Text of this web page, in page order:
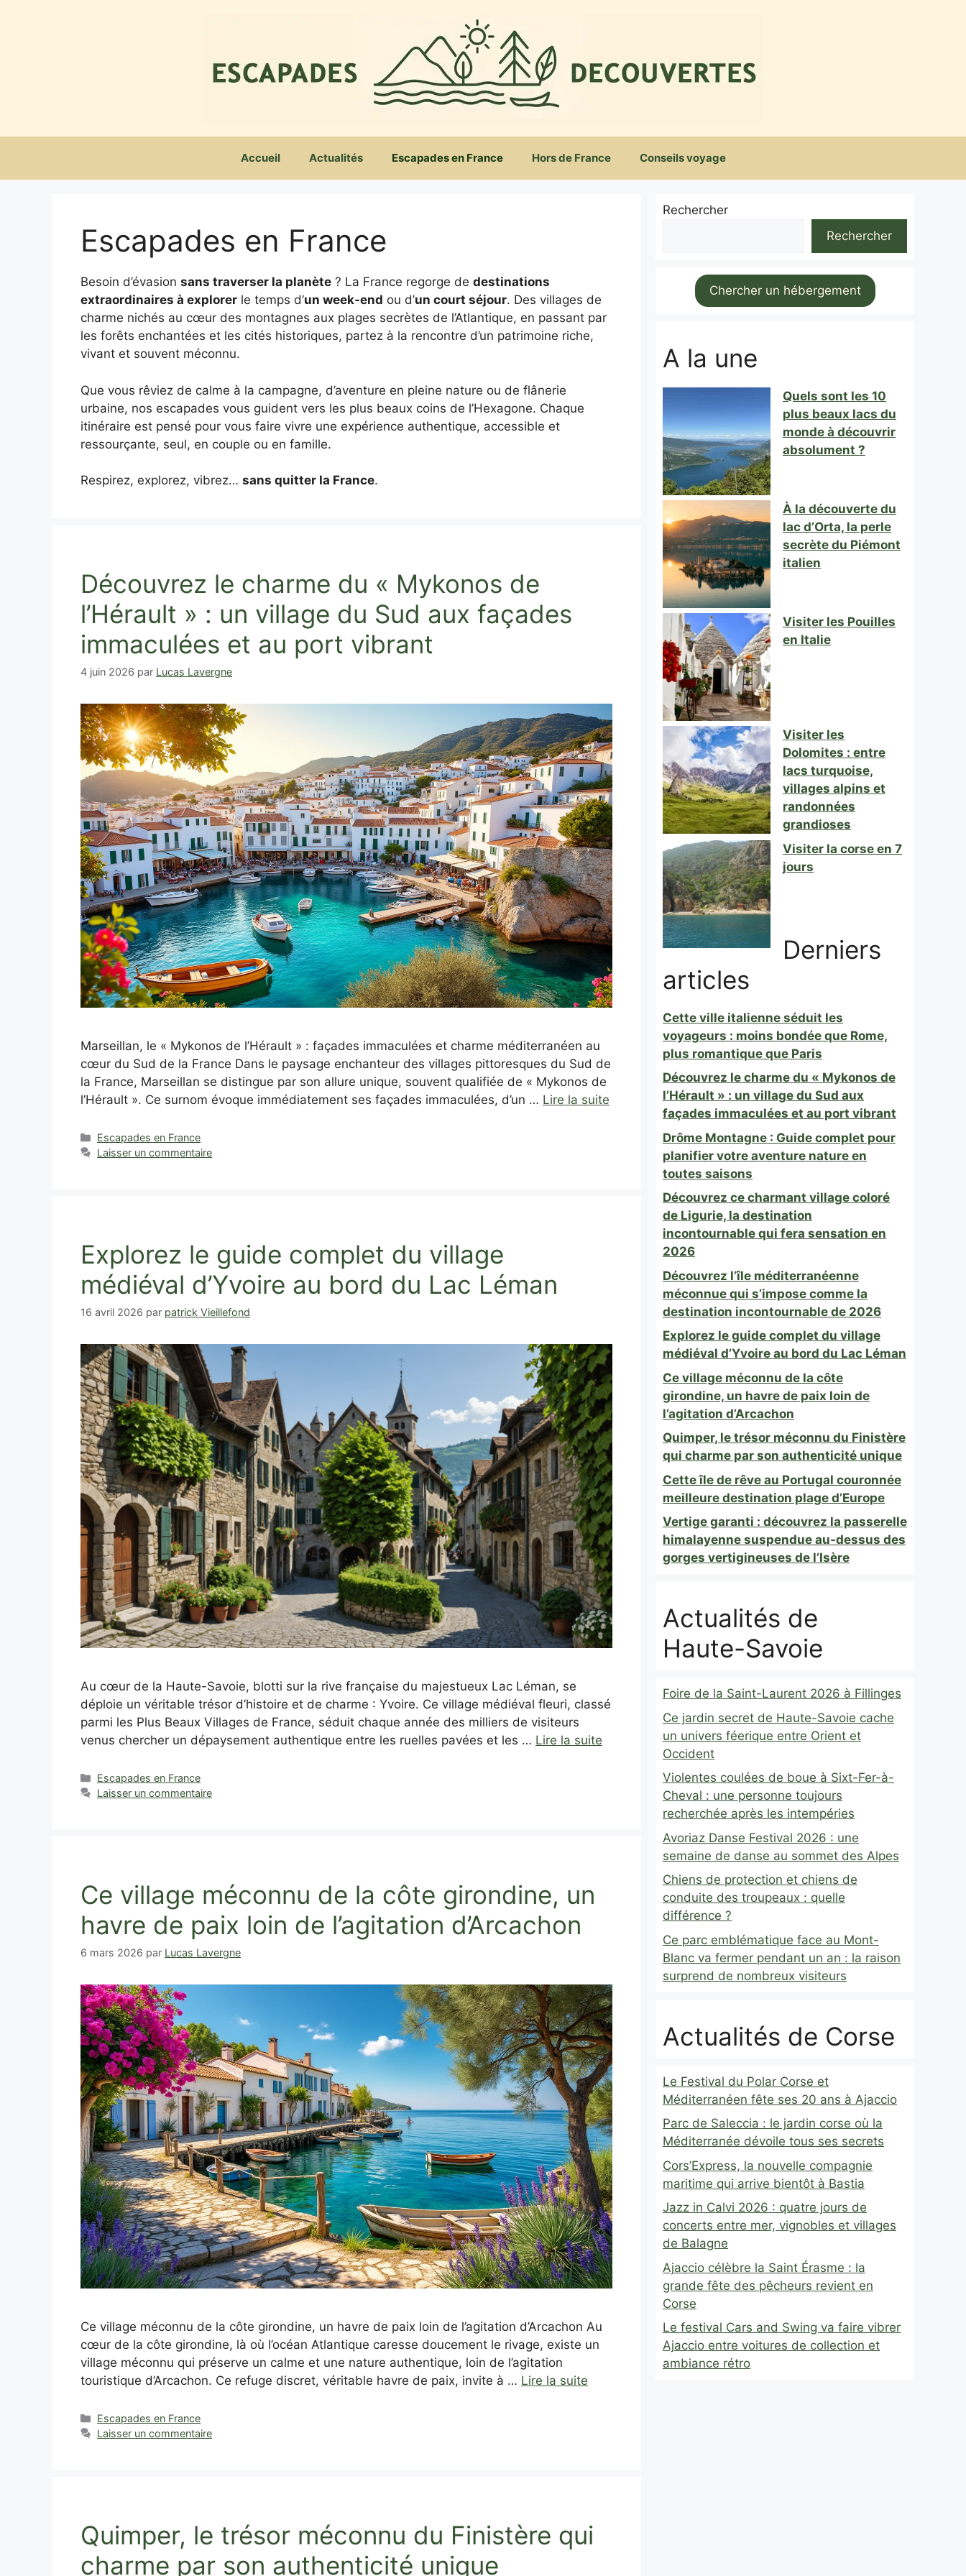
Accueil Actualités Escapades en France Hors de France Conseils voyage
Escapades en France
Besoin d’évasion sans traverser la planète ? La France regorge de destinations
extraordinaires à explorer le temps d’un week-end ou d’un court séjour. Des villages de
charme nichés au cœur des montagnes aux plages secrètes de l’Atlantique, en passant par
les forêts enchantées et les cités historiques, partez à la rencontre d’un patrimoine riche,
vivant et souvent méconnu.
Que vous rêviez de calme à la campagne, d’aventure en pleine nature ou de flânerie
urbaine, nos escapades vous guident vers les plus beaux coins de l’Hexagone. Chaque
itinéraire est pensé pour vous faire vivre une expérience authentique, accessible et
ressourçante, seul, en couple ou en famille.
Respirez, explorez, vibrez… sans quitter la France.
Découvrez le charme du « Mykonos de
l’Hérault » : un village du Sud aux façades
immaculées et au port vibrant
4 juin 2026 par Lucas Lavergne
Marseillan, le « Mykonos de l’Hérault » : façades immaculées et charme méditerranéen au
cœur du Sud de la France Dans le paysage enchanteur des villages pittoresques du Sud de
la France, Marseillan se distingue par son allure unique, souvent qualifiée de « Mykonos de
l’Hérault ». Ce surnom évoque immédiatement ses façades immaculées, d’un … Lire la suite
Catégories
Escapades en France
Laisser un commentaire
Explorez le guide complet du village
médiéval d’Yvoire au bord du Lac Léman
16 avril 2026 par patrick Vieillefond
Au cœur de la Haute-Savoie, blotti sur la rive française du majestueux Lac Léman, se
déploie un véritable trésor d’histoire et de charme : Yvoire. Ce village médiéval fleuri, classé
parmi les Plus Beaux Villages de France, séduit chaque année des milliers de visiteurs
venus chercher un dépaysement authentique entre les ruelles pavées et les … Lire la suite
Catégories
Escapades en France
Laisser un commentaire
Ce village méconnu de la côte girondine, un
havre de paix loin de l’agitation d’Arcachon
6 mars 2026 par Lucas Lavergne
Ce village méconnu de la côte girondine, un havre de paix loin de l’agitation d’Arcachon Au
cœur de la côte girondine, là où l’océan Atlantique caresse doucement le rivage, existe un
village méconnu qui préserve un calme et une nature authentique, loin de l’agitation
touristique d’Arcachon. Ce refuge discret, véritable havre de paix, invite à … Lire la suite
Catégories
Escapades en France
Laisser un commentaire
Quimper, le trésor méconnu du Finistère qui
charme par son authenticité unique
Rechercher
Rechercher
Chercher un hébergement
A la une
Quels sont les 10
plus beaux lacs du
monde à découvrir
absolument ?
À la découverte du
lac d’Orta, la perle
secrète du Piémont
italien
Visiter les Pouilles
en Italie
Visiter les
Dolomites : entre
lacs turquoise,
villages alpins et
randonnées
grandioses
Visiter la corse en 7
jours
Derniers
articles
Cette ville italienne séduit les
voyageurs : moins bondée que Rome,
plus romantique que Paris
Découvrez le charme du « Mykonos de
l’Hérault » : un village du Sud aux
façades immaculées et au port vibrant
Drôme Montagne : Guide complet pour
planifier votre aventure nature en
toutes saisons
Découvrez ce charmant village coloré
de Ligurie, la destination
incontournable qui fera sensation en
2026
Découvrez l’île méditerranéenne
méconnue qui s’impose comme la
destination incontournable de 2026
Explorez le guide complet du village
médiéval d’Yvoire au bord du Lac Léman
Ce village méconnu de la côte
girondine, un havre de paix loin de
l’agitation d’Arcachon
Quimper, le trésor méconnu du Finistère
qui charme par son authenticité unique
Cette île de rêve au Portugal couronnée
meilleure destination plage d’Europe
Vertige garanti : découvrez la passerelle
himalayenne suspendue au-dessus des
gorges vertigineuses de l’Isère
Actualités de
Haute-Savoie
Foire de la Saint-Laurent 2026 à Fillinges
Ce jardin secret de Haute-Savoie cache
un univers féerique entre Orient et
Occident
Violentes coulées de boue à Sixt-Fer-à-
Cheval : une personne toujours
recherchée après les intempéries
Avoriaz Danse Festival 2026 : une
semaine de danse au sommet des Alpes
Chiens de protection et chiens de
conduite des troupeaux : quelle
différence ?
Ce parc emblématique face au Mont-
Blanc va fermer pendant un an : la raison
surprend de nombreux visiteurs
Actualités de Corse
Le Festival du Polar Corse et
Méditerranéen fête ses 20 ans à Ajaccio
Parc de Saleccia : le jardin corse où la
Méditerranée dévoile tous ses secrets
Cors’Express, la nouvelle compagnie
maritime qui arrive bientôt à Bastia
Jazz in Calvi 2026 : quatre jours de
concerts entre mer, vignobles et villages
de Balagne
Ajaccio célèbre la Saint Érasme : la
grande fête des pêcheurs revient en
Corse
Le festival Cars and Swing va faire vibrer
Ajaccio entre voitures de collection et
ambiance rétro